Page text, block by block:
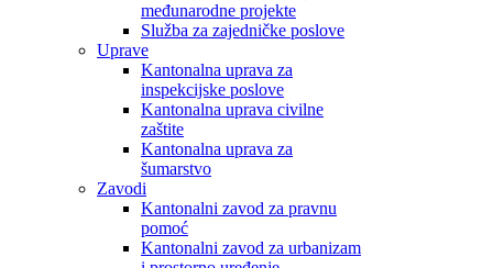
međunarodne projekte
Služba za zajedničke poslove
Uprave
Kantonalna uprava za
inspekcijske poslove
Kantonalna uprava civilne
zaštite
Kantonalna uprava za
šumarstvo
Zavodi
Kantonalni zavod za pravnu
pomoć
Kantonalni zavod za urbanizam